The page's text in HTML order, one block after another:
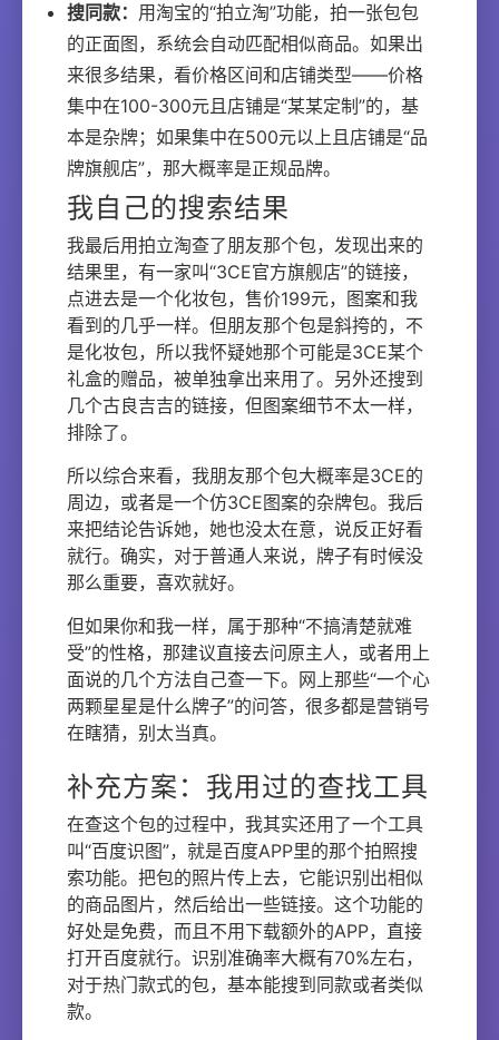
搜同款： 用淘宝的“拍立淘”功能，拍一张包包
的正面图，系统会自动匹配相似商品。如果出
来很多结果，看价格区间和店铺类型——价格
集中在100-300元且店铺是“某某定制”的，基
本是杂牌；如果集中在500元以上且店铺是“品
牌旗舰店”，那大概率是正规品牌。
我自己的搜索结果
我最后用拍立淘查了朋友那个包，发现出来的
结果里，有一家叫“3CE官方旗舰店”的链接，
点进去是一个化妆包，售价199元，图案和我
看到的几乎一样。但朋友那个包是斜挎的，不
是化妆包，所以我怀疑她那个可能是3CE某个
礼盒的赠品，被单独拿出来用了。另外还搜到
几个古良吉吉的链接，但图案细节不太一样，
排除了。
所以综合来看，我朋友那个包大概率是3CE的
周边，或者是一个仿3CE图案的杂牌包。我后
来把结论告诉她，她也没太在意，说反正好看
就行。确实，对于普通人来说，牌子有时候没
那么重要，喜欢就好。
但如果你和我一样，属于那种“不搞清楚就难
受”的性格，那建议直接去问原主人，或者用上
面说的几个方法自己查一下。网上那些“一个心
两颗星星是什么牌子”的问答，很多都是营销号
在瞎猜，别太当真。
补充方案：我用过的查找工具
在查这个包的过程中，我其实还用了一个工具
叫“百度识图”，就是百度APP里的那个拍照搜
索功能。把包的照片传上去，它能识别出相似
的商品图片，然后给出一些链接。这个功能的
好处是免费，而且不用下载额外的APP，直接
打开百度就行。识别准确率大概有70%左右，
对于热门款式的包，基本能搜到同款或者类似
款。